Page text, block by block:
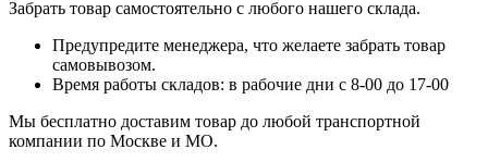
Забрать товар самостоятельно с любого нашего склада.
Предупредите менеджера, что желаете забрать товар
самовывозом.
Время работы складов: в рабочие дни с 8-00 до 17-00
Мы бесплатно доставим товар до любой транспортной
компании по Москве и МО.